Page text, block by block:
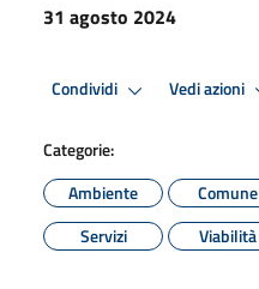
31 agosto 2024
Condividi Vedi azioni
Categorie:
Ambiente
Comune
Servizi
Viabilità